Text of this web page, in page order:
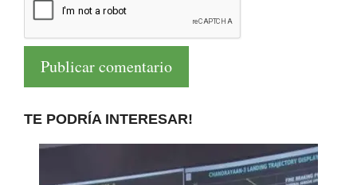
TE PODRÍA INTERESAR!